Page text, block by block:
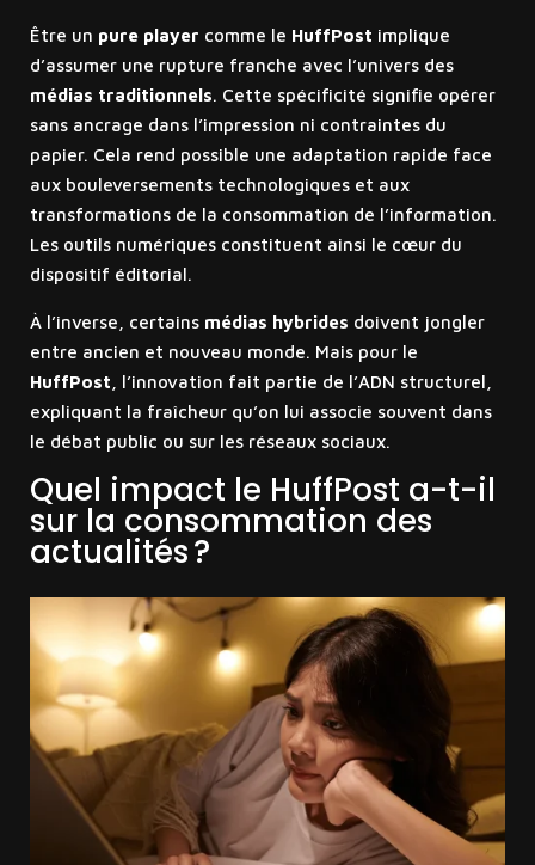
Être un pure player comme le HuffPost implique
d’assumer une rupture franche avec l’univers des
médias traditionnels. Cette spécificité signifie opérer
sans ancrage dans l’impression ni contraintes du
papier. Cela rend possible une adaptation rapide face
aux bouleversements technologiques et aux
transformations de la consommation de l’information.
Les outils numériques constituent ainsi le cœur du
dispositif éditorial.
À l’inverse, certains médias hybrides doivent jongler
entre ancien et nouveau monde. Mais pour le
HuffPost , l’innovation fait partie de l’ADN structurel,
expliquant la fraîcheur qu’on lui associe souvent dans
le débat public ou sur les réseaux sociaux.
Quel impact le HuffPost a-t-il
sur la consommation des
actualités ?